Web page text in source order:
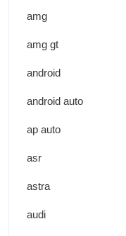
amg
amg gt
android
android auto
ap auto
asr
astra
audi